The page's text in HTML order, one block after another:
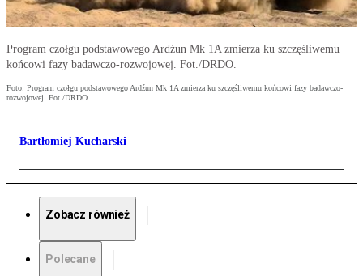
Program czołgu podstawowego Ardźun Mk 1A zmierza ku szczęśliwemu
końcowi fazy badawczo-rozwojowej. Fot./DRDO.
Foto: Program czołgu podstawowego Ardźun Mk 1A zmierza ku szczęśliwemu końcowi fazy badawczo-
rozwojowej. Fot./DRDO.
Bartłomiej Kucharski
Zobacz również
Polecane